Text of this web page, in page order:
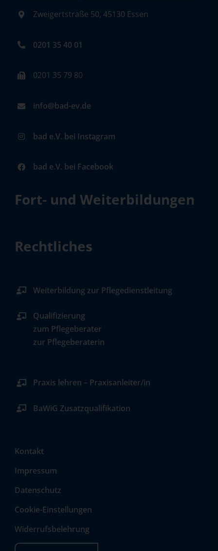
Zweigertstraße 50, 45130 Essen
0201 35 40 01
0201 35 79 80
info@bad-ev.de
bad e.V. bei Instagram
bad e.V. bei Facebook
Fort- und Weiterbildungen
Rechtliches
Weiterbildung zur Pflegedienstleitung
Qualifizierung
zum Pflegeberater
zur Pflegeberaterin
Praxis lehren – Praxisanleiter/in
BaWiG Zusatzqualifikation
Kontakt
Impressum
Datenschutz
Cookie-Einstellungen
Widerrufsbelehrung